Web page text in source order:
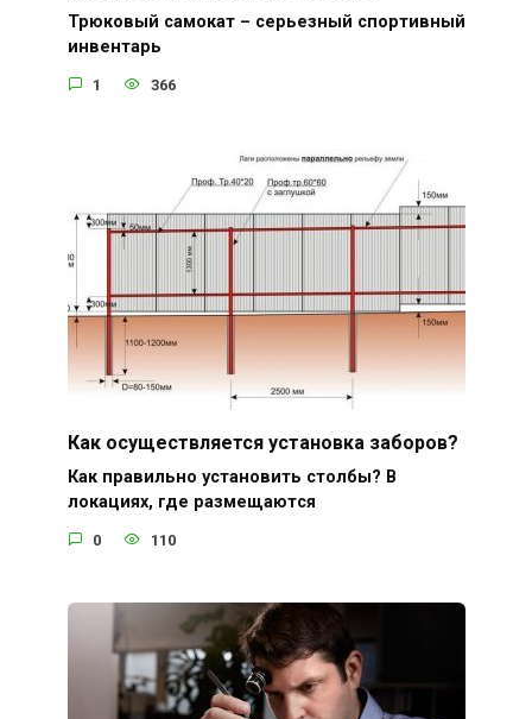
Трюковый самокат – серьезный спортивный
инвентарь
1 366
Как осуществляется установка заборов?
Как правильно установить столбы? В
локациях, где размещаются
0 110